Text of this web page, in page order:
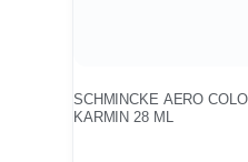
SCHMINCKE AERO
KARMIN 28 ML